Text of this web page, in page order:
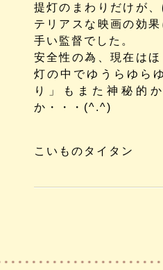
提灯のまわりだけが
テリアスな映画の効
手い監督でした。
安全性の為、現在は
灯の中でゆうらゆら
り」もまた神秘的
か・・・(^.^)
こいものタイタン